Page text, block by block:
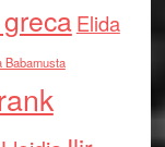
Elida
Babamusta